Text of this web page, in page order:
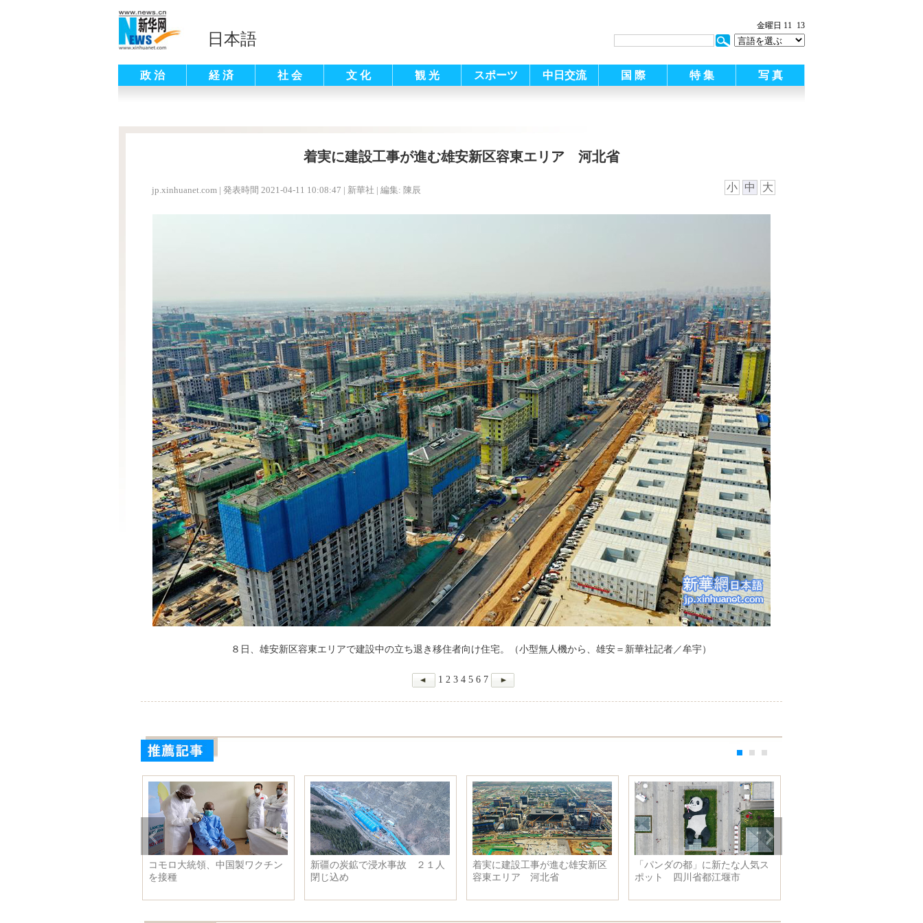
日本語
金曜日 11 13
政 治 経 済 社 会 文 化 観 光 スポーツ 中日交流 国 際 特 集 写 真
着実に建設工事が進む雄安新区容東エリア 河北省
jp.xinhuanet.com | 発表時間 2021-04-11 10:08:47 | 新華社 | 編集: 陳辰 小 中 大
８日、雄安新区容東エリアで建設中の立ち退き移住者向け住宅。（小型無人機から、雄安＝新華社記者／牟宇）
1 2 3 4 5 6 7
コモロ大統領、中国製ワクチン
を接種
新疆の炭鉱で浸水事故 ２１人
閉じ込め
着実に建設工事が進む雄安新区
容東エリア 河北省
「パンダの都」に新たな人気ス
ポット 四川省都江堰市